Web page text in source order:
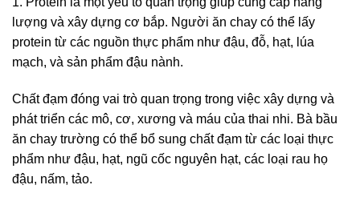
lượng và xây dựng cơ bắp. Người ăn chay có thể lấy
protein từ các nguồn thực phẩm như đậu, đỗ, hạt, lúa
mạch, và sản phẩm đậu nành.
Chất đạm đóng vai trò quan trọng trong việc xây dựng và
phát triển các mô, cơ, xương và máu của thai nhi. Bà bầu
ăn chay trường có thể bổ sung chất đạm từ các loại thực
phẩm như đậu, hạt, ngũ cốc nguyên hạt, các loại rau họ
đậu, nấm, tảo.